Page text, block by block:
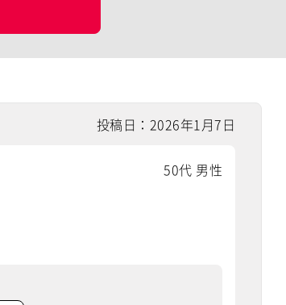
投稿日：2026年1月7日
50代 男性